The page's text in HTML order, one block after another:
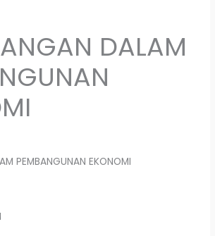
DALAM
PEMBANGUNAN EKONOMI